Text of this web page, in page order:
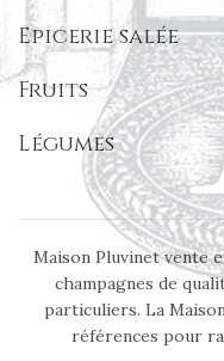
Epicerie salée
Fruits
Légumes
Maison Pluvinet vente
champagnes de
particuliers. La
références pour